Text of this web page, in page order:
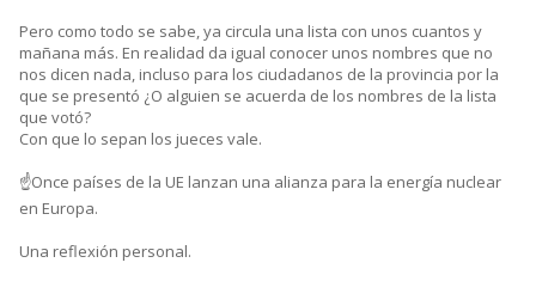
Pero como todo se sabe, ya circula una lista con unos cuantos y
mañana más. En realidad da igual conocer unos nombres que no
nos dicen nada, incluso para los ciudadanos de la provincia por la
que se presentó ¿O alguien se acuerda de los nombres de la lista
que votó?
Con que lo sepan los jueces vale.
☝️Once países de la UE lanzan una alianza para la energía nuclear
en Europa.
Una reflexión personal.